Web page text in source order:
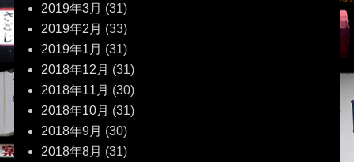
2019年3月 (31)
2019年2月 (33)
2019年1月 (31)
2018年12月 (31)
2018年11月 (30)
2018年10月 (31)
2018年9月 (30)
2018年8月 (31)